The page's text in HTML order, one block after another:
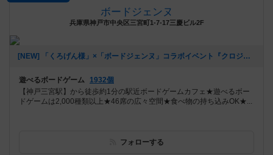
ボードジェンヌ
兵庫県神戸市中央区三宮町1-7-17三慶ビル2F
[NEW] 「くろげん様」×「ボードジェンヌ」コラボイベント『クロジェンヌ会』（2021年02月13日 14時21分）
遊べるボードゲーム
1932個
【神戸三宮駅】から徒歩約1分の駅近ボードゲームカフェ★遊べるボー
ドゲームは2,000種類以上★46席の広々空間★食べ物の持ち込みOK★...
フォローする